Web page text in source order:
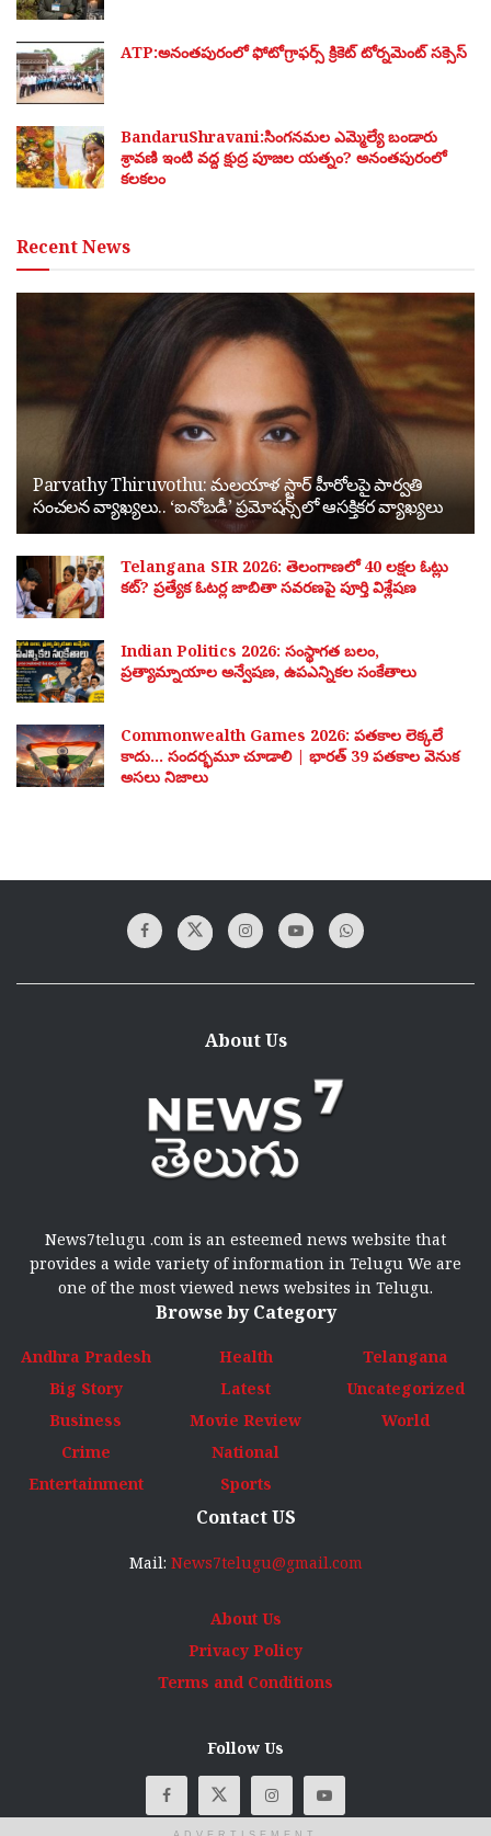
ATP:అనంతపురంలో ఫోటోగ్రాఫర్స్ క్రికెట్ టోర్నమెంట్ సక్సెస్
BandaruShravani:సింగనమల ఎమ్మెల్యే బండారు
శ్రావణి ఇంటి వద్ద క్షుద్ర పూజల యత్నం? అనంతపురంలో
కలకలం
Recent News
Parvathy Thiruvothu: మలయాళ స్టార్ హీరోలపై పార్వతి
సంచలన వ్యాఖ్యలు.. ‘ఐనోబడీ’ ప్రమోషన్స్‌లో ఆసక్తికర వ్యాఖ్యలు
Telangana SIR 2026: తెలంగాణలో 40 లక్షల ఓట్లు
కట్? ప్రత్యేక ఓటర్ల జాబితా సవరణపై పూర్తి విశ్లేషణ
Indian Politics 2026: సంస్థాగత బలం,
ప్రత్యామ్నాయాల అన్వేషణ, ఉపఎన్నికల సంకేతాలు
Commonwealth Games 2026: పతకాల లెక్కలే
కాదు… సందర్భమూ చూడాలి | భారత్ 39 పతకాల వెనుక
అసలు నిజాలు
About Us
News7telugu .com is an esteemed news website that
provides a wide variety of information in Telugu We are
one of the most viewed news websites in Telugu.
Browse by Category
Andhra Pradesh
Big Story
Business
Crime
Entertainment
Health
Latest
Movie Review
National
Sports
Telangana
Uncategorized
World
Contact US
Mail: News7telugu@gmail.com
About Us
Privacy Policy
Terms and Conditions
Follow Us